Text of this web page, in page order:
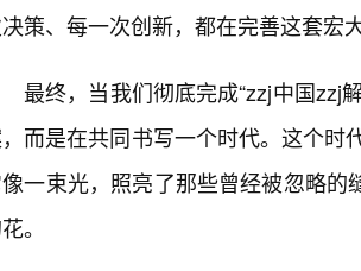
策、每一次创新，都在完善这套宏
最终，当我们彻底完成“zzj中国zzj
而是在共同书写一个时代。这个时
一束光，照亮了那些曾经被忽略
。